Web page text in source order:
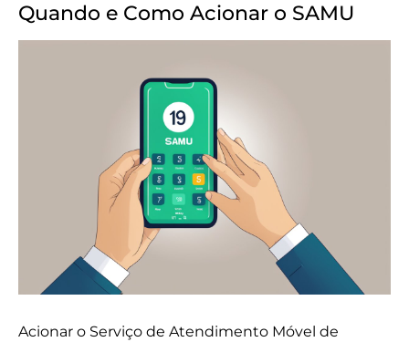
Quando e Como Acionar o SAMU
Acionar o Serviço de Atendimento Móvel de